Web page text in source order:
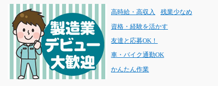
高時給・高収入 残業少なめ
資格・経験を活かす
友達と応募OK！
車・バイク通勤OK
かんたん作業